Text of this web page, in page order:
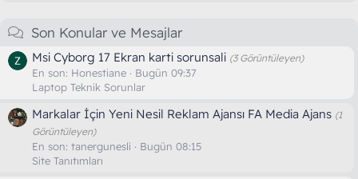
Son Konular ve Mesajlar
Msi Cyborg 17 Ekran karti sorunsali (3 Görüntüleyen)
En son: Honestiane
Bugün 09:37
Laptop Teknik Sorunlar
Markalar İçin Yeni Nesil Reklam Ajansı FA Media Ajans (1
Görüntüleyen)
En son: tanergunesli
Bugün 08:15
Site Tanıtımları